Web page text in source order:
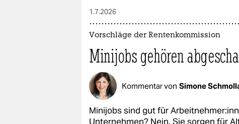
1.7.2026
Vorschläge der Rentenkommission
Minijobs gehören
Kommentar von Simone
Minijobs sind gut für
Unternehmen? Nein. Sie sorgen für